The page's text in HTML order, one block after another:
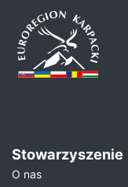
Stowarzyszenie
O nas